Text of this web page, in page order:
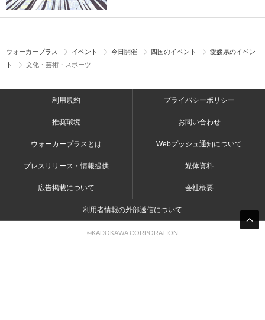
ウォーカープラス イベント 今日開催 四国のイベント
愛媛県のイベン
ト
文化・芸術・スポーツ
利用規約 プライバシーポリシー
推奨環境 お問い合わせ
ウォーカープラスとは Webプッシュ通知について
プレスリリース・情報提供 媒体資料
広告掲載について 会社概要
利用者情報の外部送信について
©KADOKAWA CORPORATION